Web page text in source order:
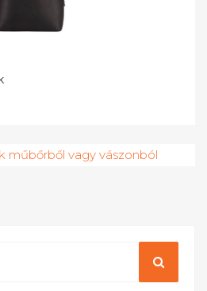
műbőrből vagy vászonból